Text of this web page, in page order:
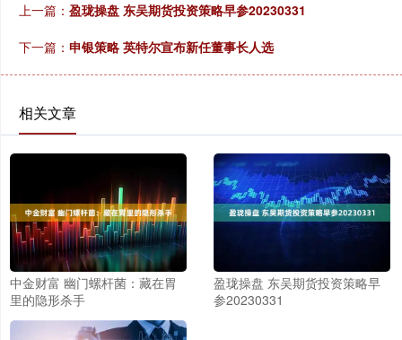
上一篇： 盈珑操盘 东吴期货投资策略早参20230331
下一篇： 申银策略 英特尔宣布新任董事长人选
相关文章
中金财富 幽门螺杆菌：藏在胃
里的隐形杀手
盈珑操盘 东吴期货投资策略早
参20230331